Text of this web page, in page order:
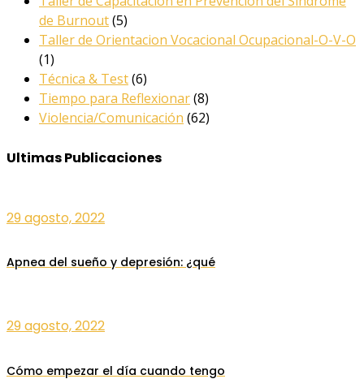
de Burnout(5)
Taller de Orientacion Vocacional Ocupacional-O-V-O
(1)
Técnica & Test(6)
Tiempo para Reflexionar(8)
Violencia/Comunicación (62)
Ultimas Publicaciones
29 agosto, 2022
Apnea del sueño y depresión: ¿qué
29 agosto, 2022
Cómo empezar el día cuando tengo